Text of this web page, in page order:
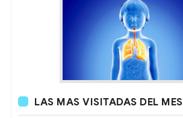
LAS MAS VISITADAS DEL MES